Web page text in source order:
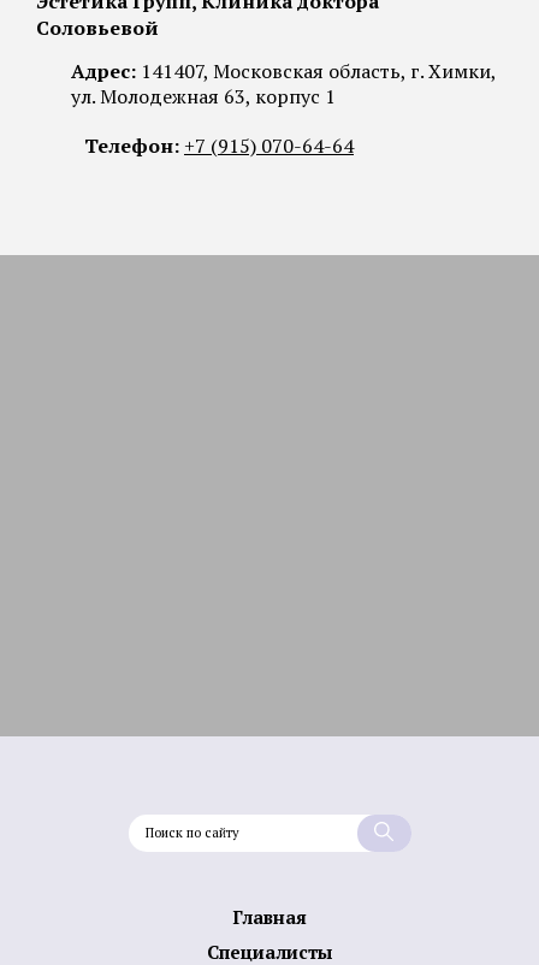
Соловьевой
Адрес:141407, Московская область, г. Химки,
ул. Молодежная 63, корпус 1
Телефон: +7 (915) 070-64-64
Главная
Специалисты